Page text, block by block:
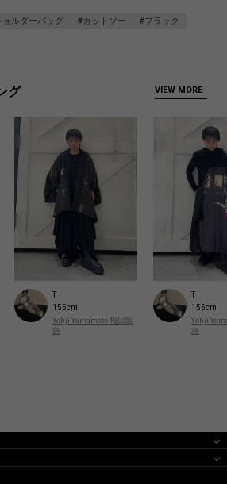
ョルダーバッグ #カットソー
#ブラック
グ VIEW MORE
T
155cm
Yohji Yamamoto 梅田阪
急
T
155cm
Yohji
急